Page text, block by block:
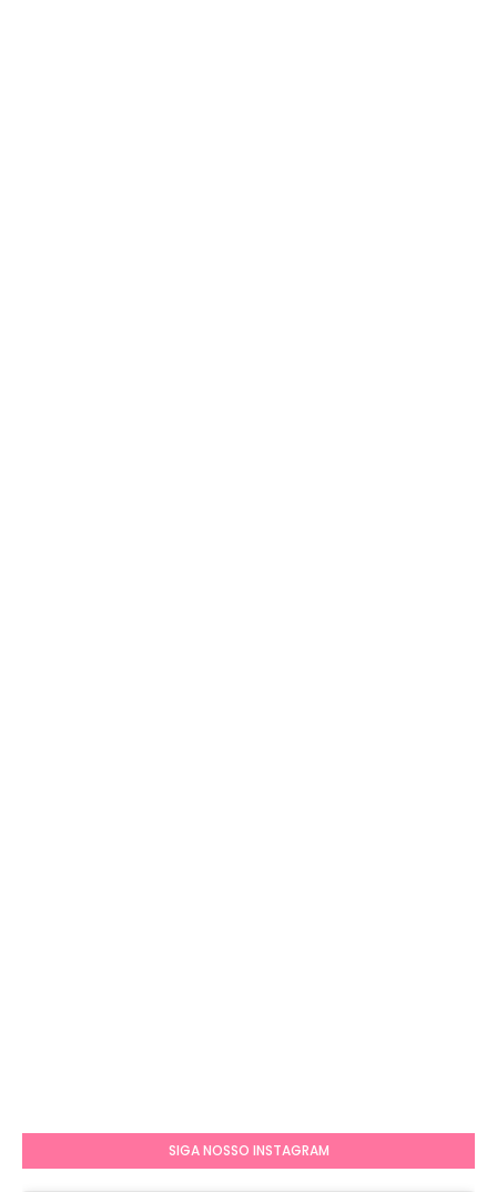
SIGA NOSSO INSTAGRAM